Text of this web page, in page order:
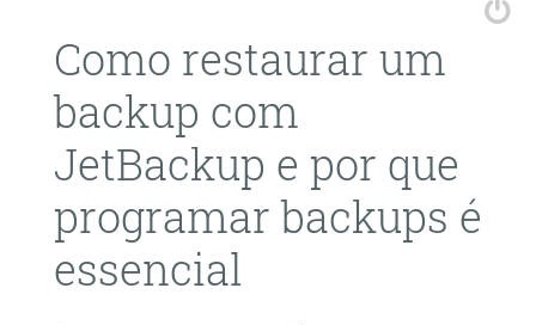
Como restaurar um
backup com
JetBackup e por que
programar backups é
essencial